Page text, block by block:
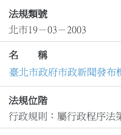
法規類號
北市19－03－2003
名 稱
臺北市政府市政新聞發布
法規位階
行政規則：屬行政程序法